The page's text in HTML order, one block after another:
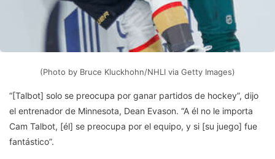
(Photo by Bruce Kluckhohn/NHLI via Getty Images)
“[Talbot] solo se preocupa por ganar partidos de hockey”, dijo
el entrenador de Minnesota, Dean Evason. “A él no le importa
Cam Talbot, [él] se preocupa por el equipo, y si [su juego] fue
fantástico”.